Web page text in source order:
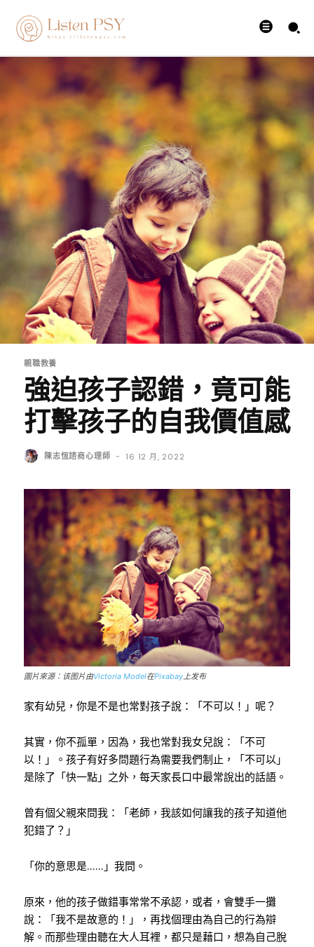
親職教養
強迫孩子認錯，竟可能
打擊孩子的自我價值感
陳志恆諮商心理師 - 16 12 月, 2022
圖片來源：该图片由Victoria Model在Pixabay上发布
家有幼兒，你是不是也常對孩子說：「不可以！」呢？
其實，你不孤單，因為，我也常對我女兒說：「不可
以！」。孩子有好多問題行為需要我們制止，「不可以」
是除了「快一點」之外，每天家長口中最常說出的話語。
曾有個父親來問我：「老師，我該如何讓我的孩子知道他
犯錯了？」
「你的意思是……」我問。
原來，他的孩子做錯事常常不承認，或者，會雙手一攤
說：「我不是故意的！」，再找個理由為自己的行為辯
解。而那些理由聽在大人耳裡，都只是藉口，想為自己脫